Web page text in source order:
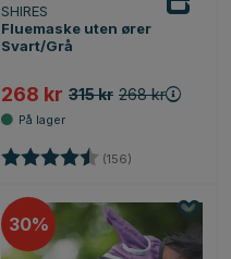
SHIRES
Fluemaske uten ører
Svart/Grå
268 kr 315 kr 268 kr
Karakter: (156)
30%